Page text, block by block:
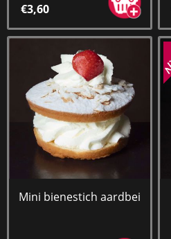
€3,60
Mini bienestich aardbei